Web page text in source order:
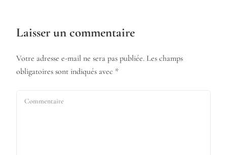
Laisser un commentaire
Votre adresse e-mail ne sera pas publiée. Les champs
obligatoires sont indiqués avec *